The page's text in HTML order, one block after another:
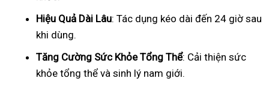
Hiệu Quả Dài Lâu: Tác dụng kéo dài đến 24 giờ sau
khi dùng.
Tăng Cường Sức Khỏe Tổng Thể: Cải thiện sức
khỏe tổng thể và sinh lý nam giới.